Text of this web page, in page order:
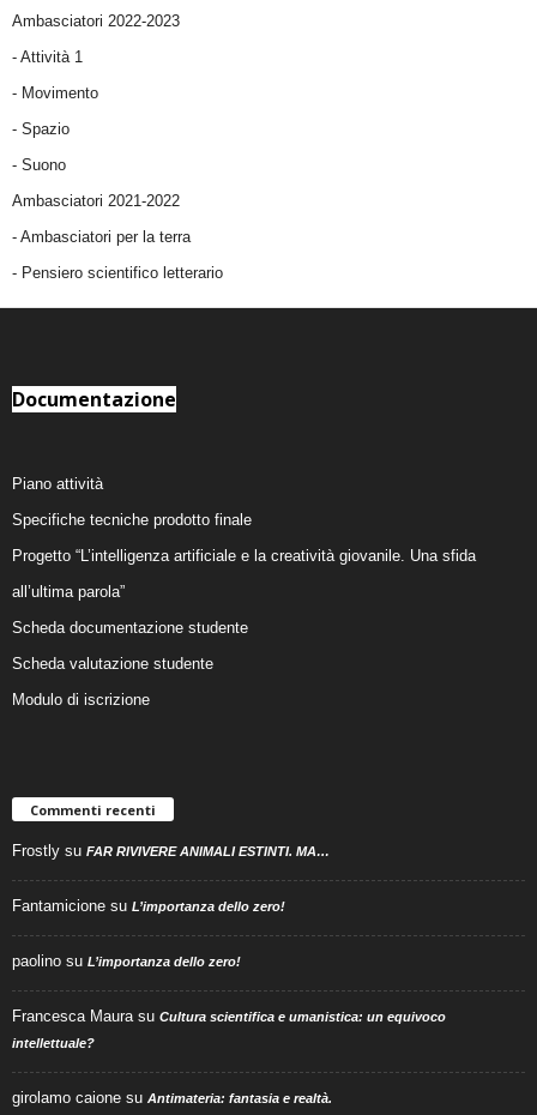
Ambasciatori 2022-2023
- Attività 1
- Movimento
- Spazio
- Suono
Ambasciatori 2021-2022
- Ambasciatori per la terra
- Pensiero scientifico letterario
Documentazione
Piano attività
Specifiche tecniche prodotto finale
Progetto “L’intelligenza artificiale e la creatività giovanile. Una sfida
all’ultima parola”
Scheda documentazione studente
Scheda valutazione studente
Modulo di iscrizione
Commenti recenti
Frostly su FAR RIVIVERE ANIMALI ESTINTI. MA…
Fantamicione su L’importanza dello zero!
paolino su L’importanza dello zero!
Francesca Maurasu Cultura scientifica e umanistica: un equivoco
intellettuale?
girolamo caione su Antimateria: fantasia e realtà.